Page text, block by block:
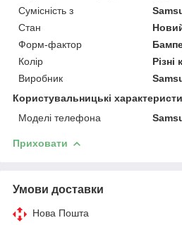
Сумісність з
Стан
Форм-фактор
Колір
Виробник
Користувальницькі
Моделі телефона
Приховати
Умови доставки
Нова Пошта